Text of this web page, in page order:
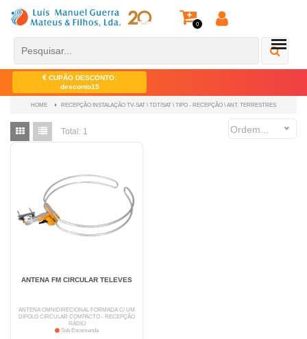
0
CUPÃO DESCONTO:
desconto15
HOME RECEPÇÃO INSTALAÇÃO TV-SAT \ TDT/SAT \ TIPO - RECEPÇÃO \ ANT. TERRESTRES
Total: 1 Ordem...
ANTENA FM CIRCULAR TELEVES
ANTENA OMNIDIRECIONAL FORMADA C/ UM
DIPOLO CIRCULAR COMPACTO - RECEPÇÃO
RÁDIO
Sob Encomenda